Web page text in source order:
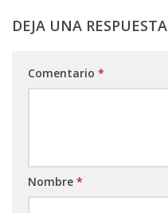
DEJA UNA RESPUESTA
Comentario *
Nombre *